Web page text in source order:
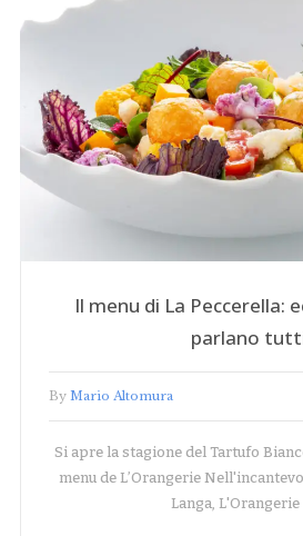
Il menu di La Peccerella:
parlano
By Mario Altomura
Si apre la stagione del Tartufo
menu de L’Orangerie
Langa,